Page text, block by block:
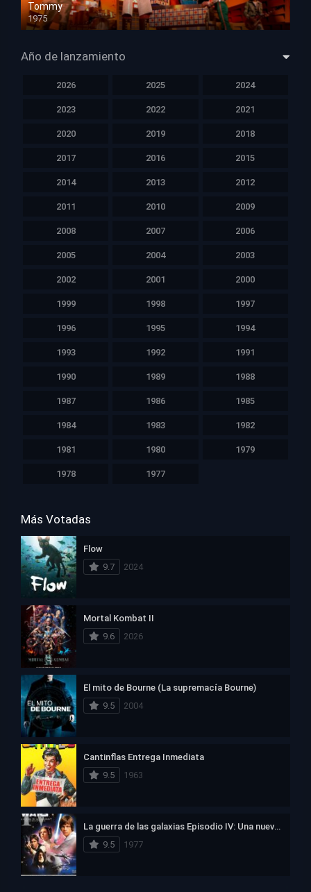
Tommy
1975
HD 1080p
Año de lanzamiento
2026 2025 2024
2023 2022 2021
2020 2019 2018
2017 2016 2015
2014 2013 2012
2011 2010 2009
2008 2007 2006
2005 2004 2003
2002 2001 2000
1999 1998 1997
1996 1995 1994
1993 1992 1991
1990 1989 1988
1987 1986 1985
1984 1983 1982
1981 1980 1979
1978 1977
Más Votadas
Flow
9.7
2024
Mortal Kombat II
9.6
2026
El mito de Bourne (La supremacía Bourne)
9.5
2004
Cantinflas Entrega Inmediata
9.5
1963
La guerra de las galaxias Episodio IV: Una nueva esperanza
9.5
1977